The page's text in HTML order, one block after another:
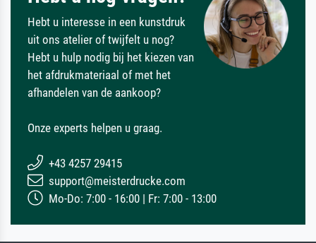
Hebt u interesse in een kunstdruk
uit ons atelier of twijfelt u nog?
Hebt u hulp nodig bij het kiezen van
het afdrukmateriaal of met het
afhandelen van de aankoop?
Onze experts helpen u graag.
+43 4257 29415
support@meisterdrucke.com
Mo-Do: 7:00 - 16:00 | Fr: 7:00 - 13:00